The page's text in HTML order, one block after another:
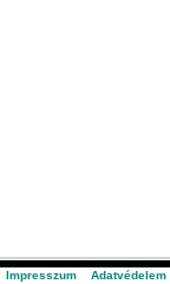
Impresszum Adatvédelem